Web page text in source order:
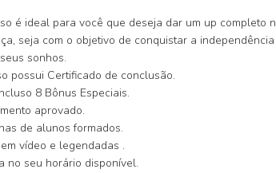
é ideal para você que deseja dar um up completo
seja com o objetivo de conquistar a
sonhos.
possui Certificado de conclusão.
8 Bônus Especiais.
aprovado.
de alunos formados.
vídeo e legendadas .
no seu horário disponível.